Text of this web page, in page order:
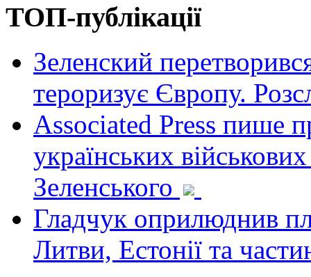
ТОП-публікації
Зеленский
тероризує Європу.
Associated Press пише
українських
Зеленського
Гладчук оприлюднив
Литви, Естонії та